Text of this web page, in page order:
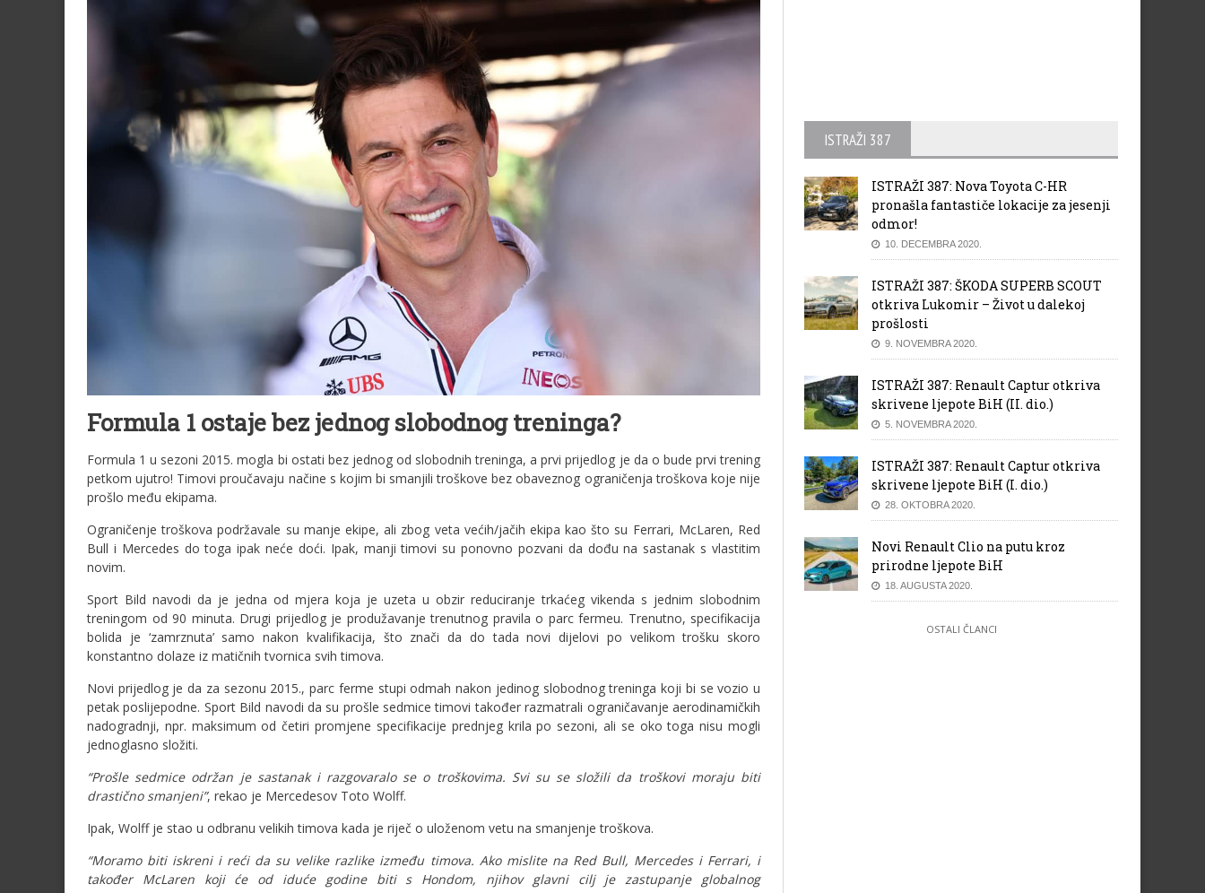
Formula 1 ostaje bez jednog slobodnog treninga?
Formula 1 u sezoni 2015. mogla bi ostati bez jednog od slobodnih treninga, a prvi prijedlog je da o bude prvi trening
petkom ujutro! Timovi proučavaju načine s kojim bi smanjili troškove bez obaveznog ograničenja troškova koje nije
prošlo među ekipama.
Ograničenje troškova podržavale su manje ekipe, ali zbog veta većih/jačih ekipa kao što su Ferrari, McLaren, Red
Bull i Mercedes do toga ipak neće doći. Ipak, manji timovi su ponovno pozvani da dođu na sastanak s vlastitim
novim.
Sport Bild navodi da je jedna od mjera koja je uzeta u obzir reduciranje trkaćeg vikenda s jednim slobodnim
treningom od 90 minuta. Drugi prijedlog je produžavanje trenutnog pravila o parc fermeu. Trenutno, specifikacija
bolida je ‘zamrznuta’ samo nakon kvalifikacija, što znači da do tada novi dijelovi po velikom trošku skoro
konstantno dolaze iz matičnih tvornica svih timova.
Novi prijedlog je da za sezonu 2015., parc ferme stupi odmah nakon jedinog slobodnog treninga koji bi se vozio u
petak poslijepodne. Sport Bild navodi da su prošle sedmice timovi također razmatrali ograničavanje aerodinamičkih
nadogradnji, npr. maksimum od četiri promjene specifikacije prednjeg krila po sezoni, ali se oko toga nisu mogli
jednoglasno složiti.
“Prošle sedmice održan je sastanak i razgovaralo se o troškovima. Svi su se složili da troškovi moraju biti
drastično smanjeni”, rekao je Mercedesov Toto Wolff.
Ipak, Wolff je stao u odbranu velikih timova kada je riječ o uloženom vetu na smanjenje troškova.
“Moramo biti iskreni i reći da su velike razlike između timova. Ako mislite na Red Bull, Mercedes i Ferrari, i
također McLaren koji će od iduće godine biti s Hondom, njihov glavni cilj je zastupanje globalnog
ISTRAŽI 387
ISTRAŽI 387: Nova Toyota C-HR
pronašla fantastiče lokacije za jesenji
odmor!
10. DECEMBRA 2020.
ISTRAŽI 387: ŠKODA SUPERB SCOUT
otkriva Lukomir – Život u dalekoj
prošlosti
9. NOVEMBRA 2020.
ISTRAŽI 387: Renault Captur otkriva
skrivene ljepote BiH (II. dio.)
5. NOVEMBRA 2020.
ISTRAŽI 387: Renault Captur otkriva
skrivene ljepote BiH (I. dio.)
28. OKTOBRA 2020.
Novi Renault Clio na putu kroz
prirodne ljepote BiH
18. AUGUSTA 2020.
OSTALI ČLANCI